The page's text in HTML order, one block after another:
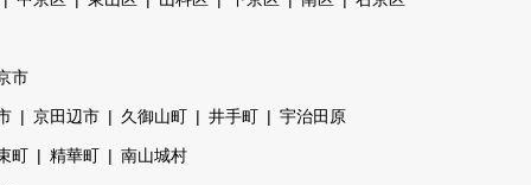
市
京田辺市 久御山町 井手町 宇治田原
町 精華町 南山城村